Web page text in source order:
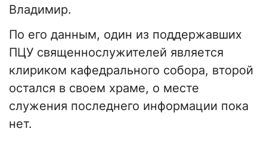
Владимир.
По его данным, один из поддержавших
ПЦУ священнослужителей является
клириком кафедрального собора, второй
остался в своем храме, о месте
служения последнего информации пока
нет.